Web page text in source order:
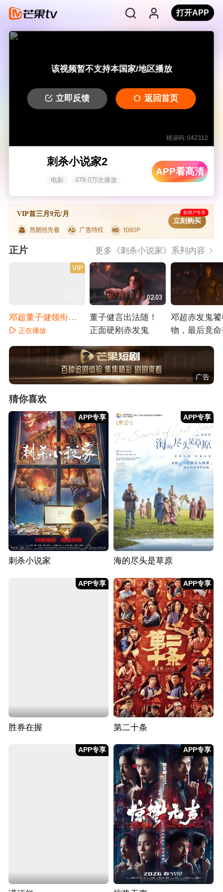
打开APP
该视频暂不支持本国家/地区播放
立即反馈 返回首页
错误码: 042312
刺杀小说家2
电影 479.0万次播放
APP看高清
VIP首三月9元/月 新用户专享
立刻购买
正片 更多《刺杀小说家》系列内容
133:13
VIP
邓超董子健领衔双
世界热血开战
正在播放
02:03
董子健言出法随！
正面硬刚赤发鬼
邓超赤发鬼
物，最后竟
广告
猜你喜欢
APP专享
刺杀小说家
APP专享
海的尽头是草原
APP专享
胜券在握
APP专享
第二十条
APP专享 APP专享